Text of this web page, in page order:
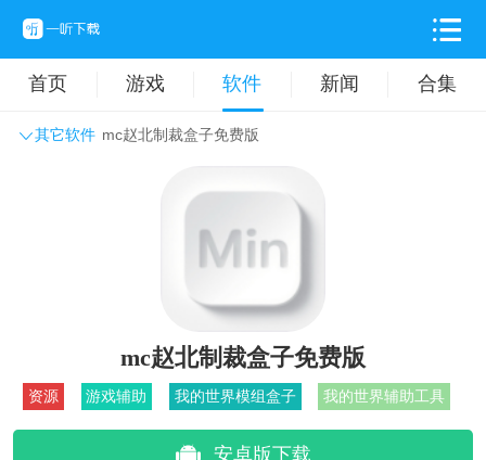
首页 游戏 软件 新闻 合集
其它软件 mc赵北制裁盒子免费版
拍摄美化
mc赵北制裁盒子免费版
资源 游戏辅助 我的世界模组盒子 我的世界辅助工具
安卓版下载